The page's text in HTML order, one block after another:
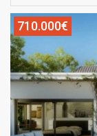
710.000€